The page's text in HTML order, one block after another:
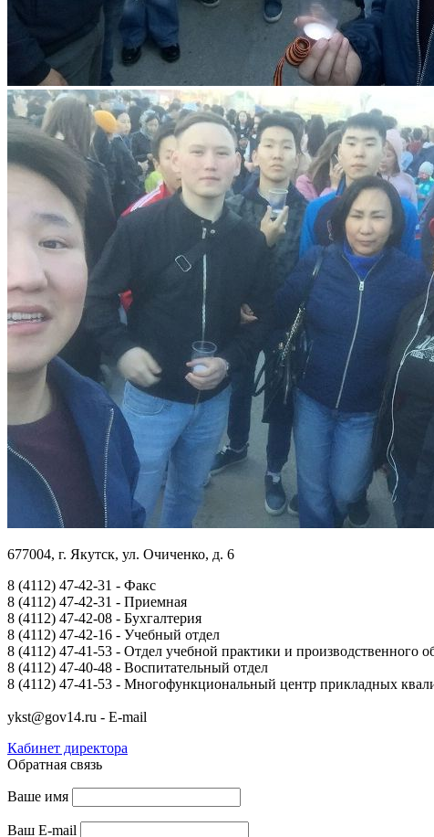
677004, г. Якутск, ул. Очиченко, д. 6
8 (4112) 47-42-31 - Факс
8 (4112) 47-42-31 - Приемная
8 (4112) 47-42-08 - Бухгалтерия
8 (4112) 47-42-16 - Учебный отдел
8 (4112) 47-41-53 - Отдел учебной практики и производственного
8 (4112) 47-40-48 - Воспитательный отдел
8 (4112) 47-41-53 - Многофункциональный центр прикладных
ykst@gov14.ru - E-mail
Кабинет директора
Обратная связь
Ваше имя
Ваш E-mail